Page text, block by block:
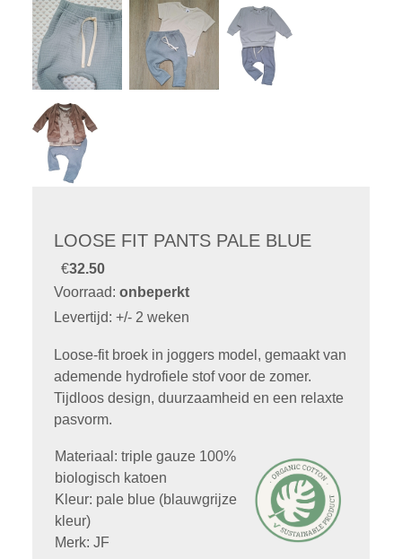
LOOSE FIT PANTS PALE BLUE
€32.50
Voorraad: onbeperkt
Levertijd: +/- 2 weken
Loose-fit broek in joggers model, gemaakt van
ademende hydrofiele stof voor de zomer.
Tijdloos design, duurzaamheid en een relaxte
pasvorm.
Materiaal: triple gauze 100%
biologisch katoen
Kleur: pale blue (blauwgrijze
kleur)
Merk: JF